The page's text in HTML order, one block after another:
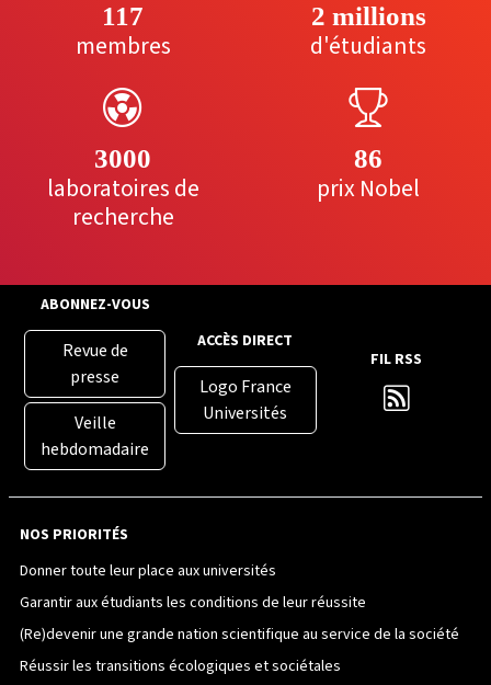
117
membres
2 millions
d'étudiants
3000
laboratoires de
recherche
86
prix Nobel
ABONNEZ-VOUS
Revue de
presse
Veille
hebdomadaire
ACCÈS DIRECT
Logo France
Universités
FIL RSS
NOS PRIORITÉS
Donner toute leur place aux universités
Garantir aux étudiants les conditions de leur réussite
(Re)devenir une grande nation scientifique au service de la société
Réussir les transitions écologiques et sociétales